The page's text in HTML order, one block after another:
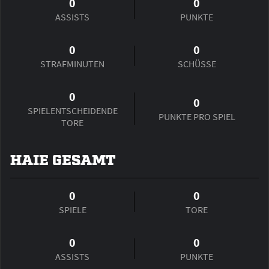
ASSISTS PUNKTE
0
STRAFMINUTEN
0
SCHÜSSE
0
SPIEL­ENTSCHEIDENDE
TORE
0
PUNKTE PRO SPIEL
HAIE GESAMT
0
SPIELE
0
TORE
0
ASSISTS
0
PUNKTE